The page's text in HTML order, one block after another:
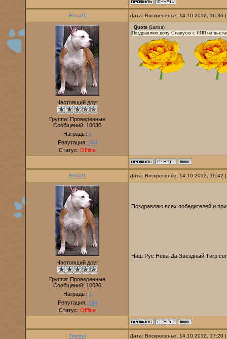
Elstaf1 Дата: Воскресенье, 14.10.2012,
Настоящий друг
Группа: Проверенные
Сообщений: 10036
Награды: 1
Репутация: 154
Статус: Offline
Quote (Larisa)
Поздравляю дочу Славусю с ЛПП на
Elstaf1 Дата: Воскресенье, 14.10.2012,
Настоящий друг
Группа: Проверенные
Сообщений: 10036
Награды: 1
Репутация: 154
Статус: Offline
Поздравляю всех победителей и
Наш Рус Нева-Да Звездный Тигр
Tigrino Дата: Воскресенье, 14.10.2012,